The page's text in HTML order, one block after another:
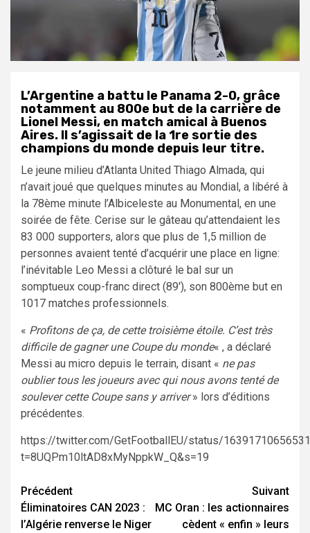
L’Argentine a battu le Panama 2-0, grâce
notamment au 800e but de la carrière de
Lionel Messi, en match amical à Buenos
Aires. Il s’agissait de la 1re sortie des
champions du monde depuis leur titre.
Le jeune milieu d’Atlanta United Thiago Almada, qui
n’avait joué que quelques minutes au Mondial, a libéré à
la 78ème minute l’Albiceleste au Monumental, en une
soirée de fête. Cerise sur le gâteau qu’attendaient les
83 000 supporters, alors que plus de 1,5 million de
personnes avaient tenté d’acquérir une place en ligne:
l’inévitable Leo Messi a clôturé le bal sur un
somptueux coup-franc direct (89′), son 800ème but en
1017 matches professionnels.
« Profitons de ça, de cette troisième étoile. C’est très
difficile de gagner une Coupe du monde« , a déclaré
Messi au micro depuis le terrain, disant « ne pas
oublier tous les joueurs avec qui nous avons tenté de
soulever cette Coupe sans y arriver» lors d’éditions
précédentes.
https://twitter.com/GetFootballEU/status/
t=8UQPm10ltAD8xMyNppkW_Q&s=19
Navigation
d’article
Précédent
Éliminatoires CAN 2023 :
l’Algérie renverse le Niger
Suivant
MC Oran : les actionnaires
cèdent « enfin » leurs